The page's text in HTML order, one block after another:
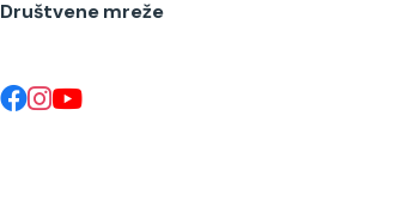
Društvene mreže